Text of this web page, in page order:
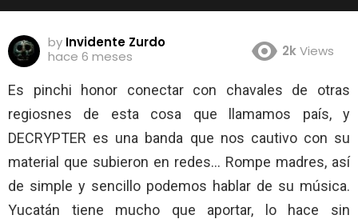
by Invidente Zurdo
hace 6 meses
2kViews
Es pinchi honor conectar con chavales de otras
regiosnes de esta cosa que llamamos país, y
DECRYPTER es una banda que nos cautivo con su
material que subieron en redes… Rompe madres, así
de simple y sencillo podemos hablar de su música.
Yucatán tiene mucho que aportar, lo hace sin